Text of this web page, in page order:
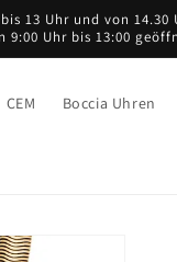
13 Uhr und von
9:00 Uhr bis 13:00
CEM Boccia Uhren